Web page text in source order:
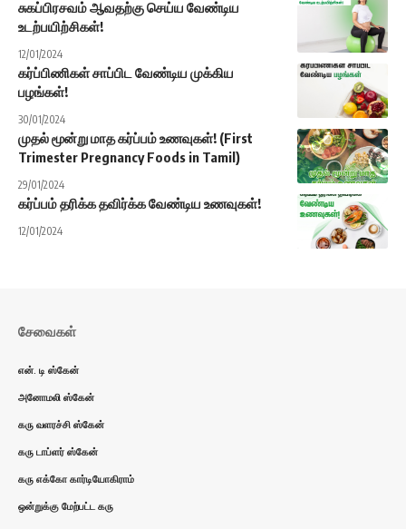
சுகப்பிரசவம் ஆவதற்கு செய்ய வேண்டிய
உடற்பயிற்சிகள்!
12/01/2024
கர்ப்பிணிகள் சாப்பிட வேண்டிய முக்கிய
பழங்கள்!
30/01/2024
முதல் மூன்று மாத கர்ப்பம் உணவுகள்! (First
Trimester Pregnancy Foods in Tamil)
29/01/2024
கர்ப்பம் தரிக்க தவிர்க்க வேண்டிய உணவுகள்!
12/01/2024
சேவைகள்
என். டி ஸ்கேன்
அனோமலி ஸ்கேன்
கரு வளரச்சி ஸ்கேன்
கரு டாப்ளர் ஸ்கேன்
கரு எக்கோ கார்டியோகிராம்
ஒன்றுக்கு மேற்பட்ட கரு